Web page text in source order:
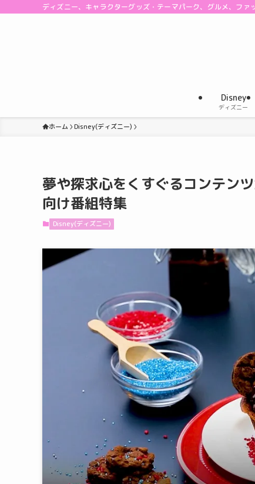
ディズニー、キャラクターグッズ・テーマパーク、グルメ、ファ
Disney
ディズニー
ホーム Disney(ディズニー)
夢や探求心をくすぐるコンテン
向け番組特集
Disney(ディズニー)